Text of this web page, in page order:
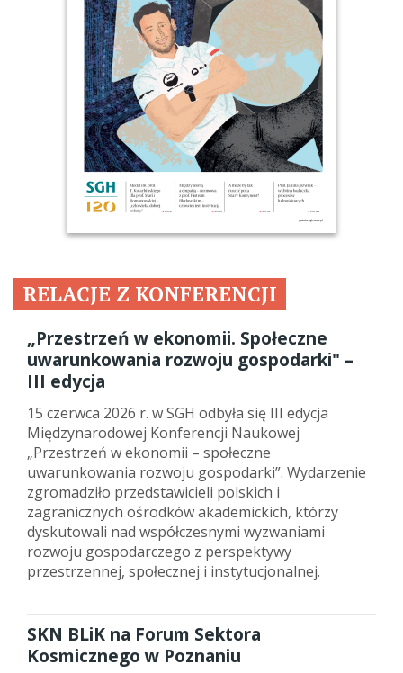
RELACJE Z KONFERENCJI
„Przestrzeń w ekonomii. Społeczne
uwarunkowania rozwoju gospodarki" –
III edycja
15 czerwca 2026 r. w SGH odbyła się III edycja
Międzynarodowej Konferencji Naukowej
„Przestrzeń w ekonomii – społeczne
uwarunkowania rozwoju gospodarki”. Wydarzenie
zgromadziło przedstawicieli polskich i
zagranicznych ośrodków akademickich, którzy
dyskutowali nad współczesnymi wyzwaniami
rozwoju gospodarczego z perspektywy
przestrzennej, społecznej i instytucjonalnej.
SKN BLiK na Forum Sektora
Kosmicznego w Poznaniu